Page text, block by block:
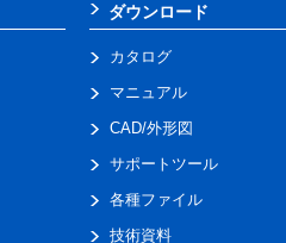
ダウンロード
カタログ
マニュアル
CAD/外形図
サポートツール
各種ファイル
技術資料